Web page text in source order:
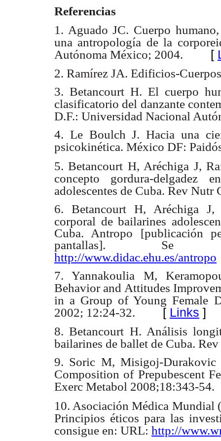
Referencias
1. Aguado JC. Cuerpo
una antropología de la
Autónoma México; 2004. [
2. Ramírez JA. Edificios-
3. Betancourt H. El cuerpo
clasificatorio del danzante
D.F.: Universidad Nacional
4. Le Boulch J. Hacia una
psicokinética. México DF:
5. Betancourt H, Aréchiga J,
concepto gordura-
adolescentes de Cuba. Rev
6. Betancourt H, Aréchiga
corporal de bailarines
Cuba. Antropo [publicación
pantallas]. Se
http://www.didac.ehu.es/antropo
7. Yannakoulia M,
Behavior and Attitudes
in a Group of Young Female
2002; 12:24-32. [ Links ]
8. Betancourt H. Análisis
bailarines de ballet de Cuba.
9. Soric M, Misigoj-
Composition of Prepubescent
Exerc Metabol 2008;18:343-54.
10. Asociación Médica
Principios éticos para las
consigue en: URL: http://